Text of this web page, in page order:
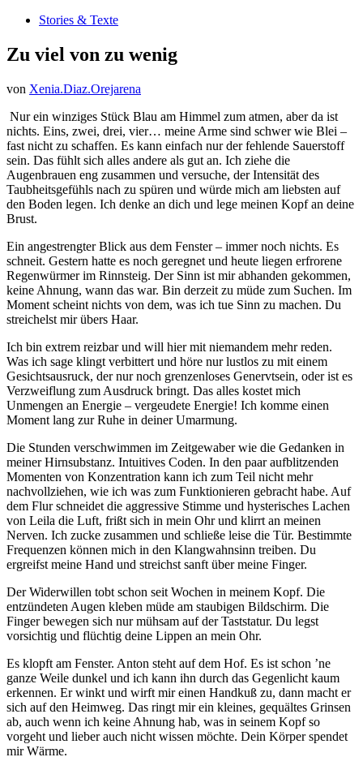
Stories & Texte
Zu viel von zu wenig
von Xenia.Diaz.Orejarena
Nur ein winziges Stück Blau am Himmel zum atmen, aber da ist
nichts. Eins, zwei, drei, vier… meine Arme sind schwer wie Blei –
fast nicht zu schaffen. Es kann einfach nur der fehlende Sauerstoff
sein. Das fühlt sich alles andere als gut an. Ich ziehe die
Augenbrauen eng zusammen und versuche, der Intensität des
Taubheitsgefühls nach zu spüren und würde mich am liebsten auf
den Boden legen. Ich denke an dich und lege meinen Kopf an deine
Brust.
Ein angestrengter Blick aus dem Fenster – immer noch nichts. Es
schneit. Gestern hatte es noch geregnet und heute liegen erfrorene
Regenwürmer im Rinnsteig. Der Sinn ist mir abhanden gekommen,
keine Ahnung, wann das war. Bin derzeit zu müde zum Suchen. Im
Moment scheint nichts von dem, was ich tue Sinn zu machen. Du
streichelst mir übers Haar.
Ich bin extrem reizbar und will hier mit niemandem mehr reden.
Was ich sage klingt verbittert und höre nur lustlos zu mit einem
Gesichtsausruck, der nur noch grenzenloses Genervtsein, oder ist es
Verzweiflung zum Ausdruck bringt. Das alles kostet mich
Unmengen an Energie – vergeudete Energie! Ich komme einen
Moment lang zur Ruhe in deiner Umarmung.
Die Stunden verschwimmen im Zeitgewaber wie die Gedanken in
meiner Hirnsubstanz. Intuitives Coden. In den paar aufblitzenden
Momenten von Konzentration kann ich zum Teil nicht mehr
nachvollziehen, wie ich was zum Funktionieren gebracht habe. Auf
dem Flur schneidet die aggressive Stimme und hysterisches Lachen
von Leila die Luft, frißt sich in mein Ohr und klirrt an meinen
Nerven. Ich zucke zusammen und schließe leise die Tür. Bestimmte
Frequenzen können mich in den Klangwahnsinn treiben. Du
ergreifst meine Hand und streichst sanft über meine Finger.
Der Widerwillen tobt schon seit Wochen in meinem Kopf. Die
entzündeten Augen kleben müde am staubigen Bildschirm. Die
Finger bewegen sich nur mühsam auf der Taststatur. Du legst
vorsichtig und flüchtig deine Lippen an mein Ohr.
Es klopft am Fenster. Anton steht auf dem Hof. Es ist schon ’ne
ganze Weile dunkel und ich kann ihn durch das Gegenlicht kaum
erkennen. Er winkt und wirft mir einen Handkuß zu, dann macht er
sich auf den Heimweg. Das ringt mir ein kleines, gequältes Grinsen
ab, auch wenn ich keine Ahnung hab, was in seinem Kopf so
vorgeht und lieber auch nicht wissen möchte. Dein Körper spendet
mir Wärme.